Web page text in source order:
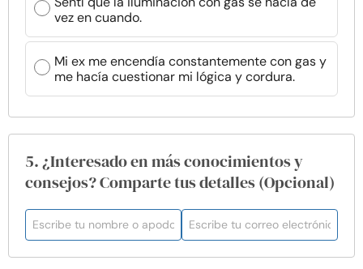
vez en cuando.
Mi ex me encendía constantemente con gas y
me hacía cuestionar mi lógica y cordura.
5. ¿Interesado en más conocimientos y
consejos? Comparte tus detalles (Opcional)